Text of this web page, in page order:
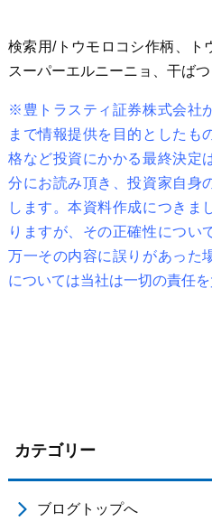
検索用/トウモロコシ作柄、ト
スーパーエルニーニョ、干ばつ
※豊トラスティ証券株式会社
まで情報提供を目的としたも
格など投資にかかる最終決定
分にお読み頂き、投資家自身
します。本資料作成につきま
りますが、その正確性につい
万一その内容に誤りがあった
については当社は一切の責任を
カテゴリー
ブログトップへ